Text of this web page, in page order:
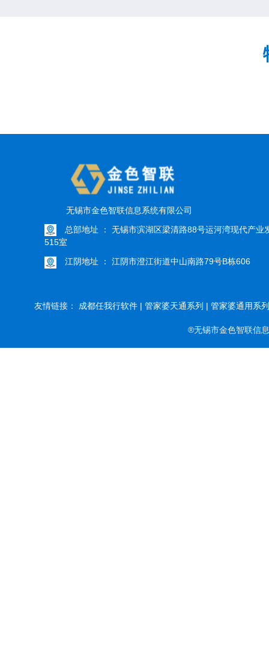
无锡市金色智联信息系统有限公司
总部地址 ： 无锡市滨湖区梁清路88号运河湾现代产业
515室
江阴地址 ： 江阴市澄江街道中山南路79号B栋606
友情链接： 成都任我行软件 | 管家婆天通系列 | 管家婆通用系
®无锡市金色智联信